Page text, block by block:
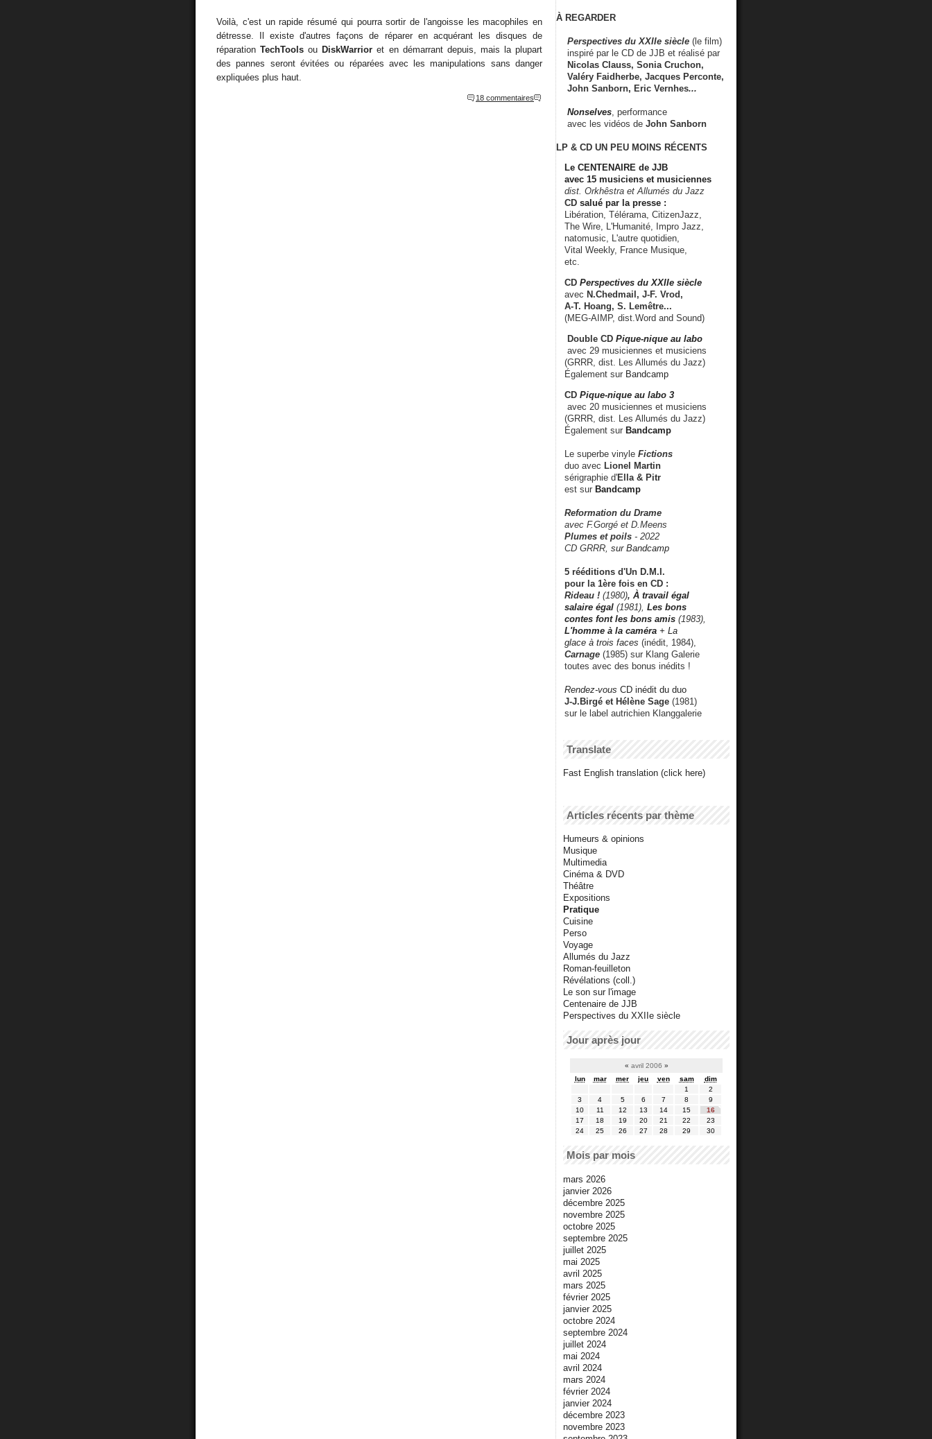
Voilà, c'est un rapide résumé qui pourra sortir de l'angoisse les macophiles en
détresse. Il existe d'autres façons de réparer en acquérant les disques de
réparationTechTools ou DiskWarrior et en démarrant depuis, mais la plupart
des pannes seront évitées ou réparées avec les manipulations sans danger
expliquées plus haut.
18 commentaires
À REGARDER
Perspectives du XXIIe siècle (le film)
inspiré par le CD de JJB et réalisé par
Nicolas Clauss, Sonia Cruchon,
Valéry Faidherbe, Jacques Perconte,
John Sanborn, Eric Vernhes...
Nonselves , performance
avec les vidéos de John Sanborn
LP & CD UN PEU MOINS RÉCENTS
Le CENTENAIRE de JJB
avec 15 musiciens et musiciennes
dist. Orkhêstra et Allumés du Jazz
CD salué par la presse :
Libération, Télérama, CitizenJazz,
The Wire, L'Humanité, Impro Jazz,
natomusic, L'autre quotidien,
Vital Weekly, France Musique,
etc.
CD Perspectives du XXIIe siècle
avec N.Chedmail, J-F. Vrod,
A-T. Hoang, S. Lemêtre...
(MEG-AIMP, dist.Word and Sound)
Double CD Pique-nique au labo
avec 29 musiciennes et musiciens
(GRRR, dist. Les Allumés du Jazz)
Également sur Bandcamp
CD Pique-nique au labo 3
avec 20 musiciennes et musiciens
(GRRR, dist. Les Allumés du Jazz)
Également sur Bandcamp
Le superbe vinyle Fictions
duo avec Lionel Martin
sérigraphie d'Ella & Pitr
est sur Bandcamp
Reformation du Drame
avec F.Gorgé et D.Meens
Plumes et poils - 2022
CD GRRR, sur Bandcamp
5 rééditions d'Un D.M.I.
pour la 1ère fois en CD :
Rideau ! (1980), À travail égal
salaire égal (1981), Les bons
contes font les bons amis (1983),
L'homme à la caméra + La
glace à trois faces (inédit, 1984),
Carnage (1985) sur Klang Galerie
toutes avec des bonus inédits !
Rendez-vous CD inédit du duo
J-J.Birgé et Hélène Sage (1981)
sur le label autrichien Klanggalerie
Translate
Fast English translation (click here)
Articles récents par thème
Humeurs & opinions
Musique
Multimedia
Cinéma & DVD
Théâtre
Expositions
Pratique
Cuisine
Perso
Voyage
Allumés du Jazz
Roman-feuilleton
Révélations (coll.)
Le son sur l'image
Centenaire de JJB
Perspectives du XXIIe siècle
Jour après jour
« avril 2006 »
lun
mar mer jeu ven sam
dim
1
2
3
4 5 6 7 8
9
10
11 12 13 14 15
16
17
18 19 20 21 22
23
24
25 26 27 28 29 30
Mois par mois
mars 2026
janvier 2026
décembre 2025
novembre 2025
octobre 2025
septembre 2025
juillet 2025
mai 2025
avril 2025
mars 2025
février 2025
janvier 2025
octobre 2024
septembre 2024
juillet 2024
mai 2024
avril 2024
mars 2024
février 2024
janvier 2024
décembre 2023
novembre 2023